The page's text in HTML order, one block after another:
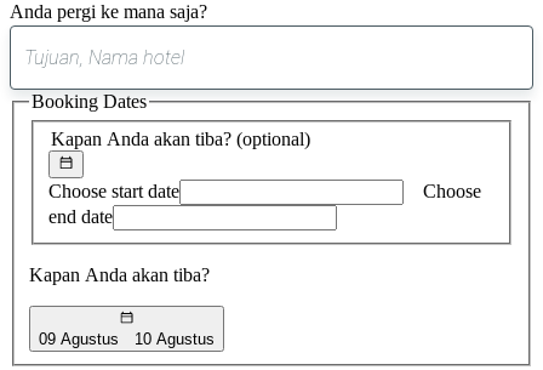
Anda pergi ke mana saja?
saran
ditemukan
Kapan Anda akan tiba? (optional)
Choose start date
Choose
end date
Kapan Anda akan tiba?
09 Agustus 10 Agustus
Booking Dates